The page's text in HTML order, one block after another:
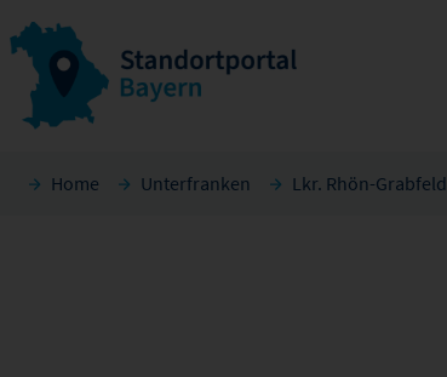
Home Unterfranken Lkr. Rhön-Grabfeld